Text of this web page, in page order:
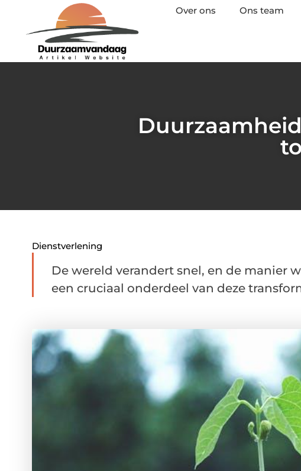
Over ons Ons team
Dienstverlening
De wereld verandert snel, en de manier
een cruciaal onderdeel van deze